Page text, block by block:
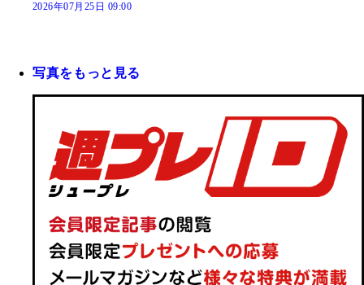
2026年07月25日 09:00
写真をもっと見る